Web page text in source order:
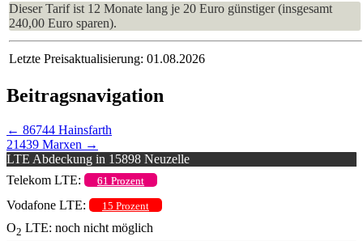
Dieser Tarif ist 12 Monate lang je 20 Euro günstiger (insgesamt
240,00 Euro sparen).
Letzte Preisaktualisierung: 01.08.2026
Beitragsnavigation
← 86744 Hainsfarth
21439 Marxen →
LTE Abdeckung in 15898 Neuzelle
Telekom LTE:
61 Prozent
Vodafone LTE: 15 Prozent
O2 LTE: noch nicht möglich